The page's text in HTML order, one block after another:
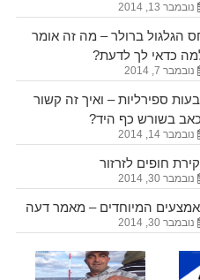
נובמבר 13, 2014
הגלגול ברולר – מה זה אומר
כדאי לך לדעת?
נובמבר 7, 2014
ספירליות – ואיך זה קשור
בשורש כף היד?
נובמבר 14, 2014
חופים לזרזור
נובמבר 30, 2014
המיוחדים – מאמר דעה
נובמבר 30, 2014